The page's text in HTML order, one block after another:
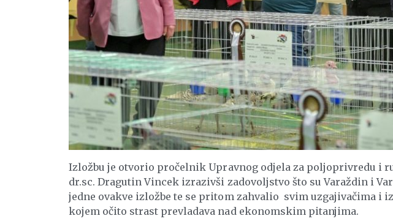
Izložbu je otvorio pročelnik Upravnog odjela za poljoprivredu i
dr.sc. Dragutin Vincek izrazivši zadovoljstvo što su Varaždin i
jedne ovakve izložbe te se pritom zahvalio svim uzgajivačima i
kojem očito strast prevladava nad ekonomskim pitanjima.